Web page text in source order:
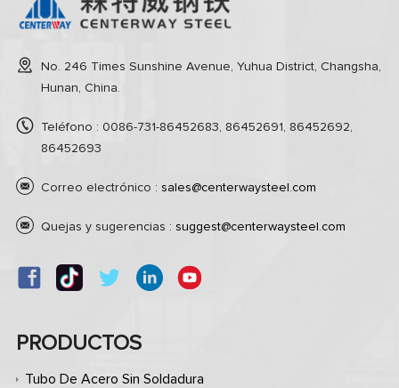
No. 246 Times Sunshine Avenue, Yuhua District, Changsha,
Hunan, China.
Teléfono : 0086-731-86452683, 86452691, 86452692,
86452693
Correo electrónico : sales@centerwaysteel.com
Quejas y sugerencias : suggest@centerwaysteel.com
PRODUCTOS
Tubo De Acero Sin Soldadura